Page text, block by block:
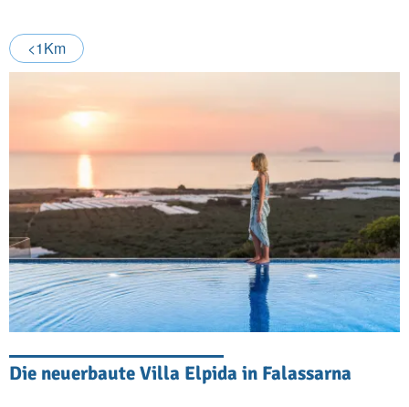
<1Km
Die neuerbaute Villa Elpida in Falassarna